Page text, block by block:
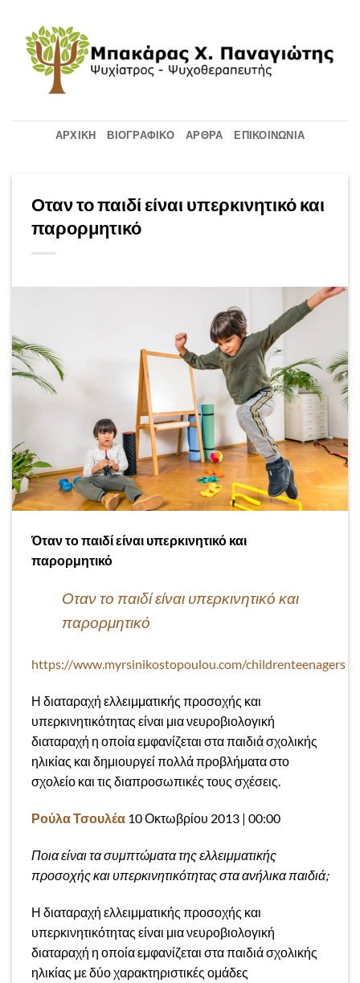
περιεχόμενο
ΑΡΧΙΚΉ ΒΙΟΓΡΑΦΙΚΌ ΆΡΘΡΑ ΕΠΙΚΟΙΝΩΝΊΑ
Οταν το παιδί είναι υπερκινητικό και
παρορμητικό
Όταν το παιδί είναι υπερκινητικό και
παρορμητικό
Οταν το παιδί είναι υπερκινητικό και
παρορμητικό
https://www.myrsinikostopoulou.com/childrenteenagers
Η διαταραχή ελλειμματικής προσοχής και
υπερκινητικότητας είναι μια νευροβιολογική
διαταραχή η οποία εμφανίζεται στα παιδιά σχολικής
ηλικίας και δημιουργεί πολλά προβλήματα στο
σχολείο και τις διαπροσωπικές τους σχέσεις.
Ρούλα Τσουλέα 10 Οκτωβρίου 2013 | 00:00
Ποια είναι τα συμπτώματα της ελλειμματικής
προσοχής και υπερκινητικότητας στα ανήλικα παιδιά;
Η διαταραχή ελλειμματικής προσοχής και
υπερκινητικότητας είναι μια νευροβιολογική
διαταραχή η οποία εμφανίζεται στα παιδιά σχολικής
ηλικίας με δύο χαρακτηριστικές ομάδες